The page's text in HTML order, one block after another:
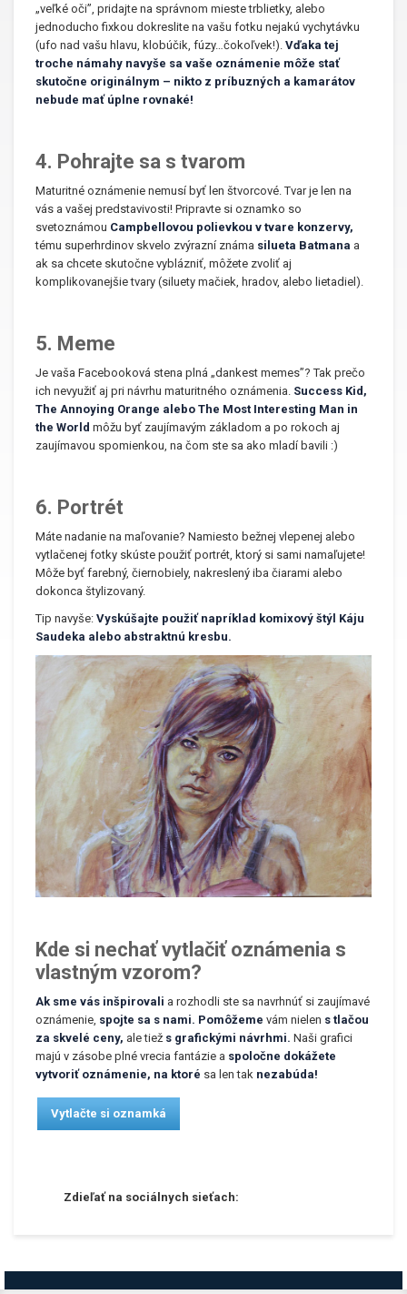
„veľké oči”, pridajte na správnom mieste trblietky, alebo
jednoducho fixkou dokreslite na vašu fotku nejakú vychytávku
(ufo nad vašu hlavu, klobúčik, fúzy…čokoľvek!). Vďaka tej
troche námahy navyše sa vaše oznámenie môže stať
skutočne originálnym – nikto z príbuzných a kamarátov
nebude mať úplne rovnaké!
4. Pohrajte sa s tvarom
Maturitné oznámenie nemusí byť len štvorcové. Tvar je len na
vás a vašej predstavivosti! Pripravte si oznamko so
svetoznámou Campbellovou polievkou v tvare konzervy,
tému superhrdinov skvelo zvýrazní známa silueta Batmana a
ak sa chcete skutočne vyblázniť, môžete zvoliť aj
komplikovanejšie tvary (siluety mačiek, hradov, alebo lietadiel).
5. Meme
Je vaša Facebooková stena plná „dankest memes”? Tak prečo
ich nevyužiť aj pri návrhu maturitného oznámenia. Success Kid,
The Annoying Orange alebo The Most Interesting Man in
the World môžu byť zaujímavým základom a po rokoch aj
zaujímavou spomienkou, na čom ste sa ako mladí bavili :)
6. Portrét
Máte nadanie na maľovanie? Namiesto bežnej vlepenej alebo
vytlačenej fotky skúste použiť portrét, ktorý si sami namaľujete!
Môže byť farebný, čiernobiely, nakreslený iba čiarami alebo
dokonca štylizovaný.
Tip navyše: Vyskúšajte použiť napríklad komixový štýl Káju
Saudeka alebo abstraktnú kresbu.
Kde si nechať vytlačiť oznámenia s
vlastným vzorom?
Ak sme vás inšpirovali a rozhodli ste sa navrhnúť si zaujímavé
oznámenie, spojte sa s nami. Pomôžeme vám nielen s tlačou
za skvelé ceny, ale tiež s grafickými návrhmi. Naši grafici
majú v zásobe plné vrecia fantázie a spoločne dokážete
vytvoriť oznámenie, na ktoré sa len tak nezabúda!
Vytlačte si oznamká
Zdieľať na sociálnych sieťach: